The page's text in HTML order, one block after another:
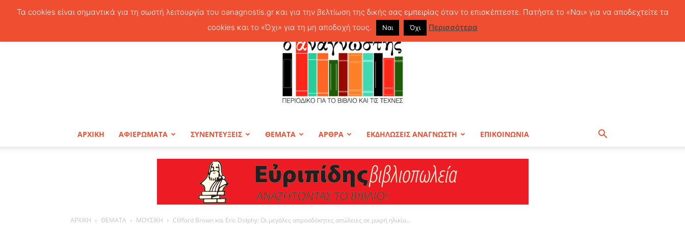
Ο
ΑΡΧΙΚΗ ΑΦΙΕΡΩΜΑΤΑ ΣΥΝΕΝΤΕΥΞΕΙΣ ΘΕΜΑΤΑ ΑΡΘΡΑ ΕΚΔΗΛΩΣΕΙΣ ΑΝΑΓΝΩΣΤΗ ΕΠΙΚΟΙΝΩΝΙΑ
ΑΡΧΙΚΗ ΘΕΜΑΤΑ ΜΟΥΣΙΚΗ Clifford Brown και Eric Dolphy: Oι μεγάλες απροσδόκητες απώλειες σε μικρή ηλικία...
Τα cookies είναι σημαντικά για τη σωστή λειτουργία του oanagnostis.gr και για την βελτίωση της δικής σας εμπειρίας όταν το επισκέπτεστε. Πατήστε το «Ναι» για να αποδεχτείτε τα
cookies και το «Όχι» για τη μη αποδοχή τους.
Ναι Όχι Περισσότερα